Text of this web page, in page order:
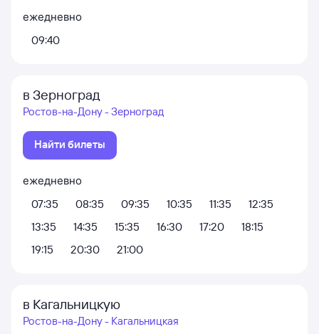
ежедневно
09:40
в Зерноград
Ростов-на-Дону - Зерноград
Найти билеты
ежедневно
07:35
08:35 09:35 10:35 11:35
12:35
13:35
14:35 15:35 16:30 17:20
18:15
19:15
20:30 21:00
в Кагальницкую
Ростов-на-Дону - Кагальницкая